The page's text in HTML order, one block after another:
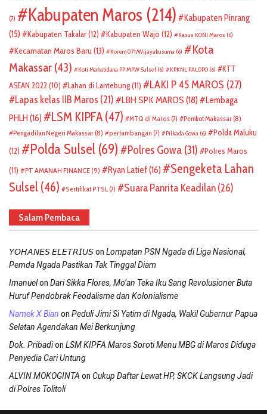
(7) Kabupaten Maros (214)
Kabupaten Pinrang
(15)
Kabupaten Takalar(12) Kabupaten Wajo (12) Kasus KONI Maros (6)
Kecamatan Maros Baru (13) Korem 071/Wijayakusuma (6)
Kota
Makassar (43) Koti Mahatidana PP MPW Sulsel (6) KPKNL PALOPO (6)
KTT
ASEAN 2022 (10) Lahan di Lantebung(11) LAKI P 45 MAROS (27)
Lapas kelas IIB Maros (21) LBH SPK MAROS (18)
Lembaga
PHLH (16) LSM KIPFA (47) MTQ di Maros (7) Pemkot Makassar (8)
Pengadilan Negeri Makassar (8) pertambangan (7) Pilkada Gowa (6)
Polda Maluku
(12)
Polda Sulsel (69) Polres Gowa (31)
Polres Maros
(11)
PT AMANAH FINANCE(9) Ryan Latief(16)
Sengeketa Lahan
Sulsel (46) Sertifikat PTSL (7) Suara Panrita Keadilan(26)
Salam Pembaca
𝘠𝘖𝘏𝘈𝘕𝘌𝘚 𝘌𝘓𝘌𝘛𝘙𝘐𝘜𝘚on Lompatan PSN Ngada di Liga Nasional,
Pemda Ngada Pastikan Tak Tinggal Diam
Imanuelon Dari Sikka Flores, Mo’an Teka Iku Sang Revolusioner Buta
Huruf Pendobrak Feodalisme dan Kolonialisme
Namek X Bian on Peduli Jimi Si Yatim di Ngada, Wakil Gubernur Papua
Selatan Agendakan Mei Berkunjung
Dok. Pribadion LSM KIPFA Maros Soroti Menu MBG di Maros Diduga
Penyedia Cari Untung
ALVIN MOKOGINTA on Cukup Daftar Lewat HP, SKCK Langsung Jadi
di Polres Tolitoli